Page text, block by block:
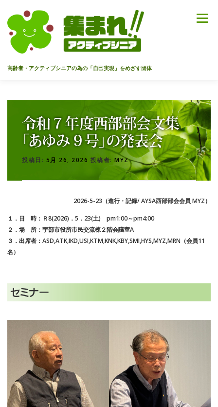
高齢者・アクティブシニアの為の「自己実現」をめざす団体
メニュー
HOME 代表あいさつ 私達について 今までのセミナー
メンバー 情報を募集中！ お問合せ 最新情報
プライバシーポリシー
令和７年度西部部会文集
「あゆみ９号」の発表会
投稿日: 5月 26, 2026 投稿者: MYZ
2026-5-23（進行・記録/ AYSA西部部会会員 MYZ）
１．日 時：Ｒ8(2026)．5．23(土) pm1:00～pm4:00
２．場 所：宇部市役所市民交流棟２階会議室A
３．出席者：ASD,ATK,IKD,USI,KTM,KNK,KBY,SMI,HYS,MYZ,MRN（会員11
名）
セミナー